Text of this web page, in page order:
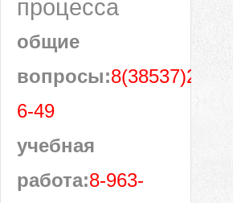
процесса
общие
вопросы:8(38537)28-
6-49
учебная
работа:8-963-